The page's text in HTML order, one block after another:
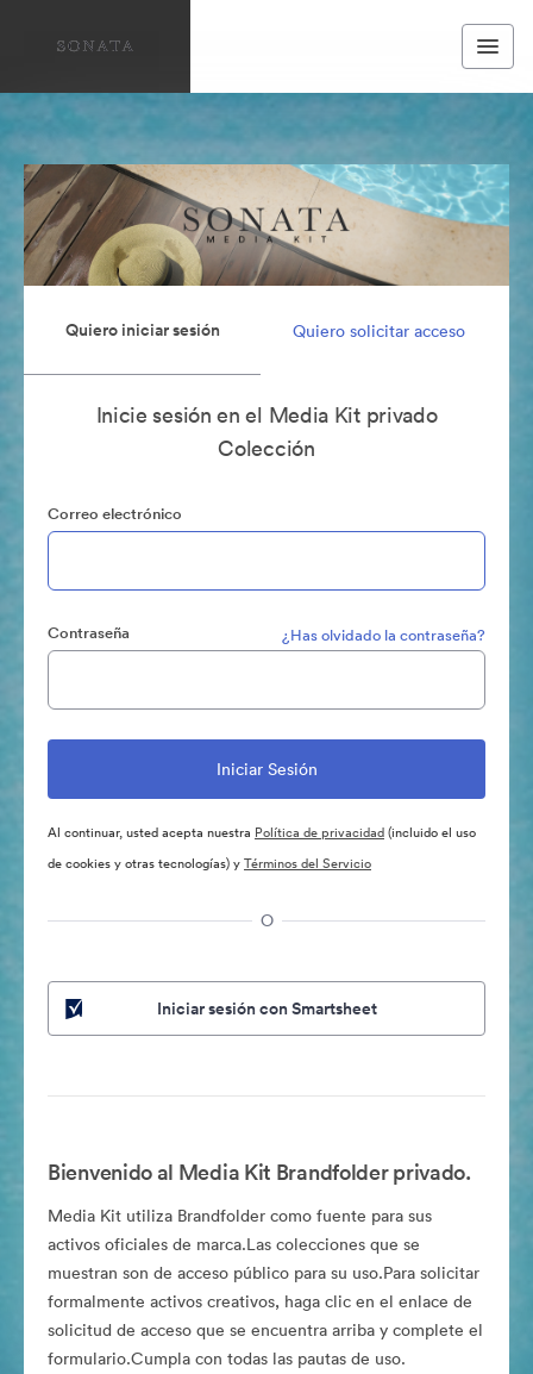
Quiero iniciar sesión Quiero solicitar acceso
Inicie sesión en el Media Kit privado
Colección
Correo electrónico
Contraseña ¿Has olvidado la contraseña?
Al continuar, usted acepta nuestra Política de privacidad(incluido el uso
de cookies y otras tecnologías) yTérminos del Servicio
O
Iniciar sesión con Smartsheet
Bienvenido al Media Kit Brandfolder privado.
Media Kit utiliza Brandfolder como fuente para sus
activos oficiales de marca.Las colecciones que se
muestran son de acceso público para su uso.Para solicitar
formalmente activos creativos, haga clic en el enlace de
solicitud de acceso que se encuentra arriba y complete el
formulario.Cumpla con todas las pautas de uso.